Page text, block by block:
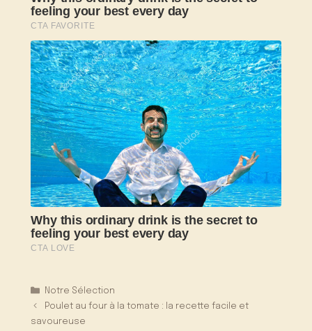
Catégories
Notre Sélection
Poulet au four à la tomate : la recette facile et
savoureuse